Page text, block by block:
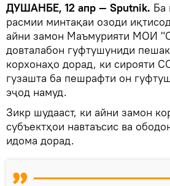
ДУШАНБЕ, 12 апр — Sputnik. Ба
расмии минтақаи озоди
айни замон Маъмурияти МОИ
довталабон гуфтушуниди
корхонаҳо дорад, ки сирояти
гузашта ба пешрафти он
эҷод намуд.
Зикр шудааст, ки айни замон
субъектҳои навтаъсис ва
идома дорад.